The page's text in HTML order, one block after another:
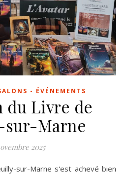
- ÉVÉNEMENTS
du Livre de
Marne
2025